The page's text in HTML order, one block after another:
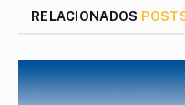
RELACIONADOS